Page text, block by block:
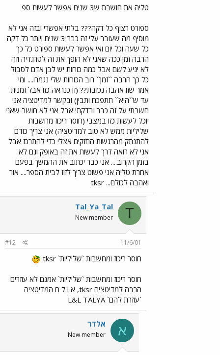
טליה את חושבת ש3 שנים אפשר לעשות ספ
ספורט רצוף כל דקה??? בלתי אפשרי ובזה אני לא
מוסיף מה שעובר עלי זה כבר 3 שנים ויותר כל דקה
כל שעה וכל יום ואי אפשר לעשות ספורט כל כך
הרבה זמן ככה שאני לא הופך את זה לטרגדיה וזה
לא יגיע לשם אבל כמה כוחות יש לבן אדם לסבול
כל כך הרבה ``זמן`` רוב הכוחות שלי נגמרו.... ומי
אמר שזו אהבה נכזבת?? (זו כנראה כזו אבל זמנית
עד ש``היא`` תתפכח ותבין) ובקשר למדיטציה אני
חשבתי על זה כבר ובדקתי אבל אני לא חושב שאני
יוכל לעשות כזו במצבי (חוסר ריכוז מחשבות
שליליות ממש לא טוב למדיטציה) אני צריך כודם
להתנתק מהרגשות החזקים אצלי כדי להתרכז אבל
אני לא רואה דרך לעשות את זה באופק וגם לא
בזמן הקרוב.... אני כבר יכתוב את ההמשך בפעם
אחרת טליה אני פשוט צריך לזוז לבית הספר.... אור
ואהבה לכולם... tksr
T
Tal_Ya_Tal
New member
11/6/01
#12
חוסר ריכוז ומחשבות `שליליות` tksr
חוסר ריכוז ומחשבות `שליליות` אמנם לא עוזרים
הרבה למדיטציה tksr, א ו ל ם המדיטציה
`עוזרת להם` L&L TALYA
א אלדר
New member